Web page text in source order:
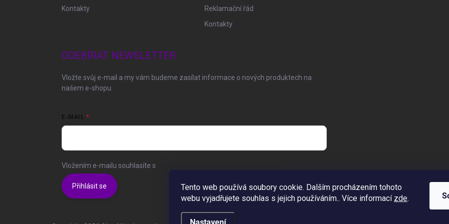
Tento web používá soubory cookie. Dalším procházením tohoto
webu vyjadřujete souhlas s jejich používáním.. Více informací zde.
Kontakty
Reklamační řád
Kontakty
ODEBÍRAT NEWSLETTER
Vložte svůj e-mail a my vám budeme zasílat informace o nových produktech na
našem e-shopu.
E-MAIL
Vložením e-mailu souhlasíte s
Přihlásit se